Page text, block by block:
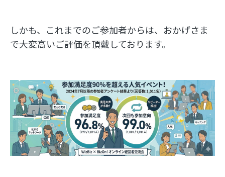
しかも、これまでのご参加者からは、おかげさま
で大変高いご評価を頂戴しております。